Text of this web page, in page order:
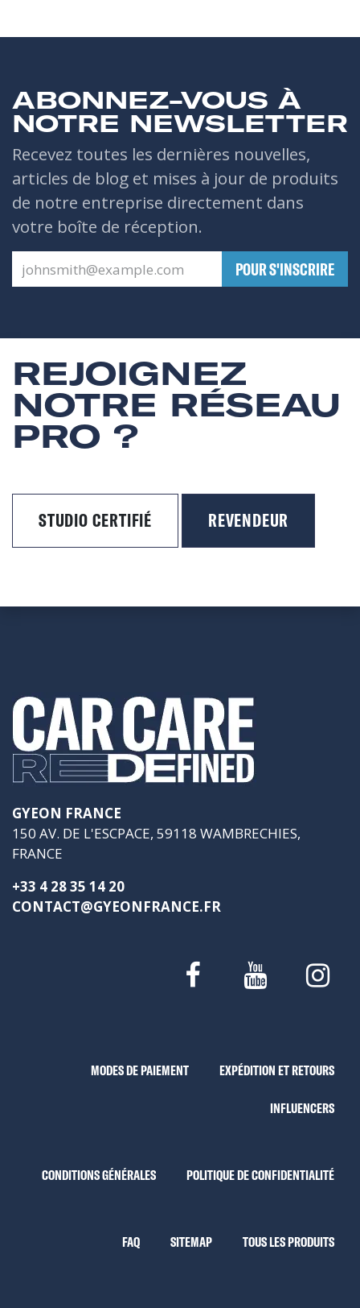
ABONNEZ-VOUS À
NOTRE NEWSLETTER
Recevez toutes les dernières nouvelles,
articles de blog et mises à jour de produits
de notre entreprise directement dans
votre boîte de réception.
​POUR S'INSCRIRE
REJOIGNEZ
NOTRE RÉSEAU
PRO ?
STUDIO CERTIFIÉ REVENDEUR
GYEON FRANCE
150 AV. DE L'ESCPACE, 59118 WAMBRECHIES,
FRANCE
+33 4 28 35 14 20
CONTACT@GYEONFRANCE.FR
MODES DE PAIEMENT EXPÉDITION ET RETOURS
INFLUENCERS
CONDITIONS GÉNÉRALES POLITIQUE DE CONFIDENTIALITÉ
FAQ SITEMAP TOUS LES PRODUITS